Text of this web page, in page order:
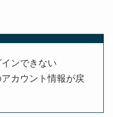
ンできない
カウント情報が戻